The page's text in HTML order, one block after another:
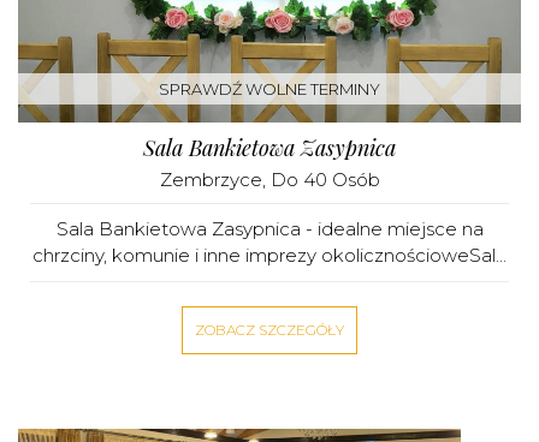
SPRAWDŹ WOLNE TERMINY
Sala Bankietowa Zasypnica
Zembrzyce, Do 40 Osób
Sala Bankietowa Zasypnica - idealne miejsce na
chrzciny, komunie i inne imprezy okolicznościoweSal...
ZOBACZ SZCZEGÓŁY